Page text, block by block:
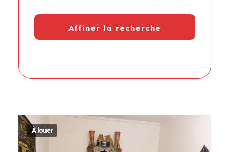
Affiner la recherche
À louer